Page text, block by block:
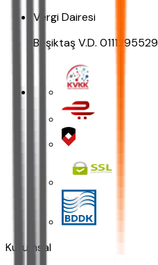
Vergi Dairesi
Beşiktaş V.D. 0111295529
Kurumsal